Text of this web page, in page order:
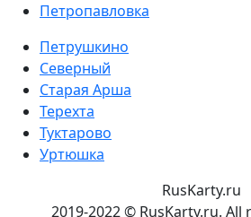
Петропавловка
Петрушкино
Северный
Старая Арша
Терехта
Туктарово
Уртюшка
RusKarty.ru
2019-2022 © RusKarty.ru. All